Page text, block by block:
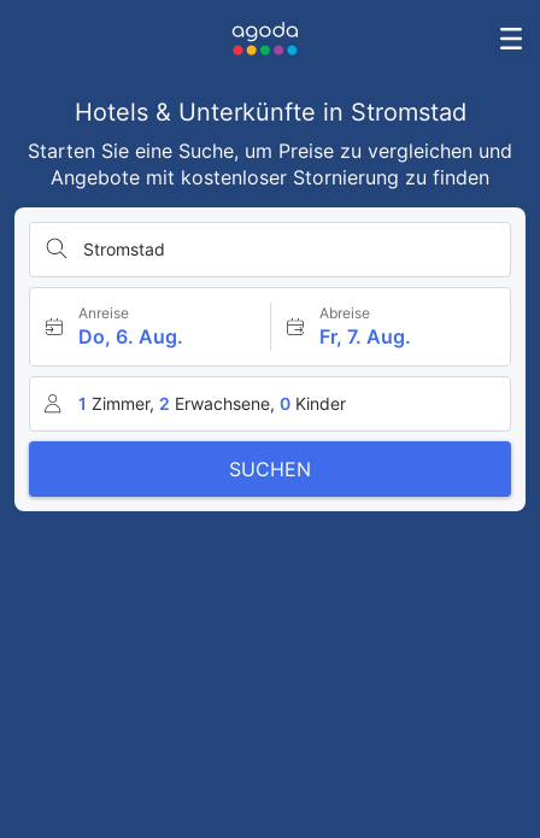
Hotels & Unterkünfte in Stromstad
Starten Sie eine Suche, um Preise zu vergleichen und
Angebote mit kostenloser Stornierung zu finden
Stromstad
Anreise
Do, 6. Aug.
Abreise
Fr, 7. Aug.
1 Zimmer, 2 Erwachsene, 0 Kinder
SUCHEN